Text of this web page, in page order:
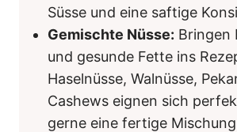
Süsse und eine saftige
Gemischte Nüsse: Bringen
und gesunde Fette ins
Haselnüsse, Walnüsse,
Cashews eignen sich
gerne eine fertige